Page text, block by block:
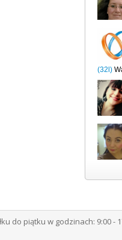
(32l)
do piątku w godzinach: 9:00 -